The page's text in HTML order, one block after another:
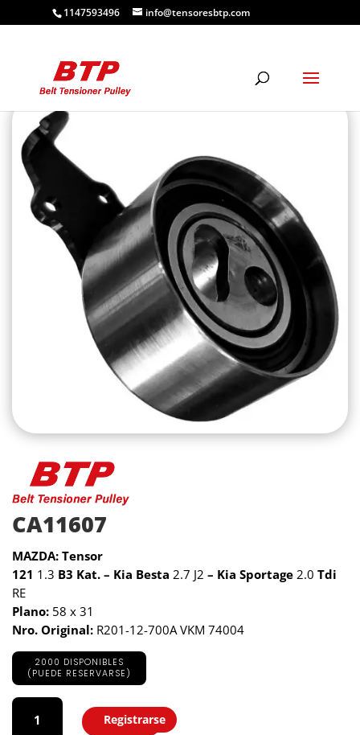
1147593496 info@tensoresbtp.com
TENSORES DE CORREA
CA11607
MAZDA: Tensor
121 1.3 B3 Kat. – Kia Besta 2.7 J2 – Kia Sportage 2.0 Tdi
RE
Plano: 58 x 31
Nro. Original: R201-12-700A VKM 74004
2000 DISPONIBLES
(PUEDE RESERVARSE)
CA11607
cantidad
Agregar
Registrarse